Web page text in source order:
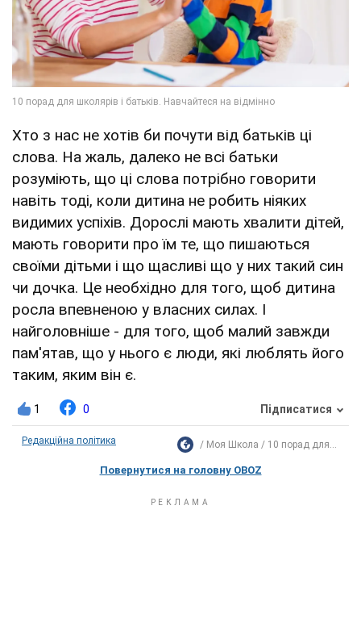
Хто з нас не хотів би почути від батьків ці
слова. На жаль, далеко не всі батьки
розуміють, що ці слова потрібно говорити
навіть тоді, коли дитина не робить ніяких
видимих ​​успіхів. Дорослі мають хвалити дітей,
мають говорити про їм те, що пишаються
своїми дітьми і що щасливі що у них такий син
чи дочка. Це необхідно для того, щоб дитина
росла впевненою у власних силах. І
найголовніше - для того, щоб малий завжди
пам'ятав, що у нього є люди, які люблять його
таким, яким він є.
1 0 Підписатися
Редакційна політика Моя Школа 10 порад для...
Повернутися на головну OBOZ